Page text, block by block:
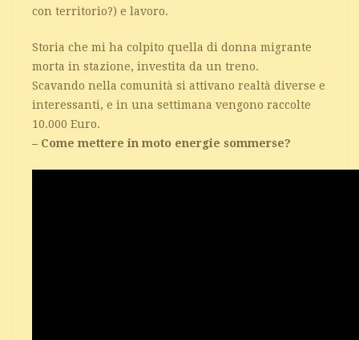
con territorio?) e lavoro.
Storia che mi ha colpito quella di donna migrante
morta in stazione, investita da un treno.
Scavando nella comunità si attivano realtà diverse e
interessanti, e in una settimana vengono raccolte
10.000 Euro.
– Come mettere in moto energie sommerse?